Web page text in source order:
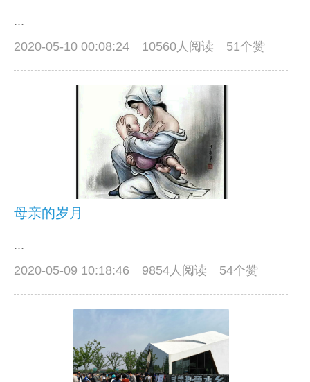
...
2020-05-10 00:08:24
10560人阅读 51个赞
母亲的岁月
...
2020-05-09 10:18:46
9854人阅读 54个赞